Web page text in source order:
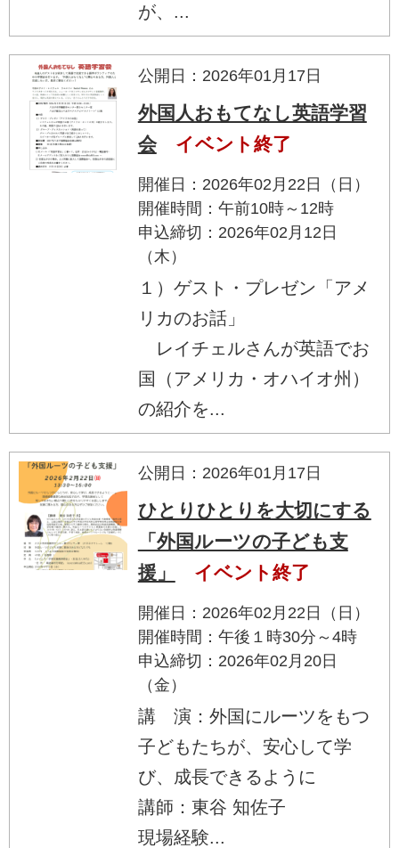
が、...
公開日：2026年01月17日
外国人おもてなし英語学習
会
イベント終了
開催日：2026年02月22日（日）
開催時間：午前10時～12時
申込締切：2026年02月12日
（木）
１）ゲスト・プレゼン「アメ
リカのお話」
レイチェルさんが英語でお
国（アメリカ・オハイオ州）
の紹介を...
公開日：2026年01月17日
ひとりひとりを大切にする
「外国ルーツの子ども支
援」
イベント終了
開催日：2026年02月22日（日）
開催時間：午後１時30分～4時
申込締切：2026年02月20日
（金）
講 演：外国にルーツをもつ
子どもたちが、安心して学
び、成長できるように
講師：東谷 知佐子
現場経験...